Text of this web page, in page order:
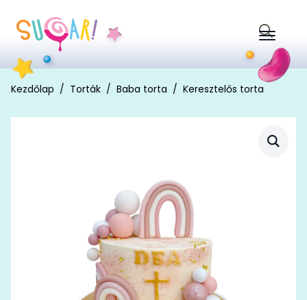
Search
for:
Kezdőlap Torták Baba torta Keresztelős torta